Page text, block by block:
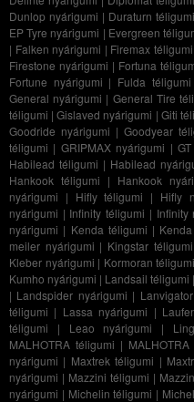
Dunlop nyárigumi | Duraturn téligumi
EP Tyre nyárigumi | Evergreen
| Falken nyárigumi | Firemax téligumi
Firestone nyárigumi | Fortuna
Fortune nyárigumi | Fulda téligumi
General nyárigumi | General Tire
téligumi |Gislaved nyárigumi | Giti
Goodride nyárigumi | Goodyear
téligumi | GRIPMAX nyárigumi |
Habilead téligumi | Habilead
Hankook téligumi | Hankook
nyárigumi | Hifly téligumi | Hifly
nyárigumi | Infinity téligumi | Infinity
nyárigumi | Kenda téligumi |
meiler nyárigumi | Kingstar téligumi
Kleber nyárigumi | Kormoran téligumi
Kumho nyárigumi | Landsail téligumi |
| Landspider nyárigumi |
téligumi | Lassa nyárigumi |
téligumi | Leao nyárigumi |
MALHOTRA téligumi |
nyárigumi | Maxtrek téligumi |
nyárigumi | Mazzini téligumi |
nyárigumi | Michelin téligumi |